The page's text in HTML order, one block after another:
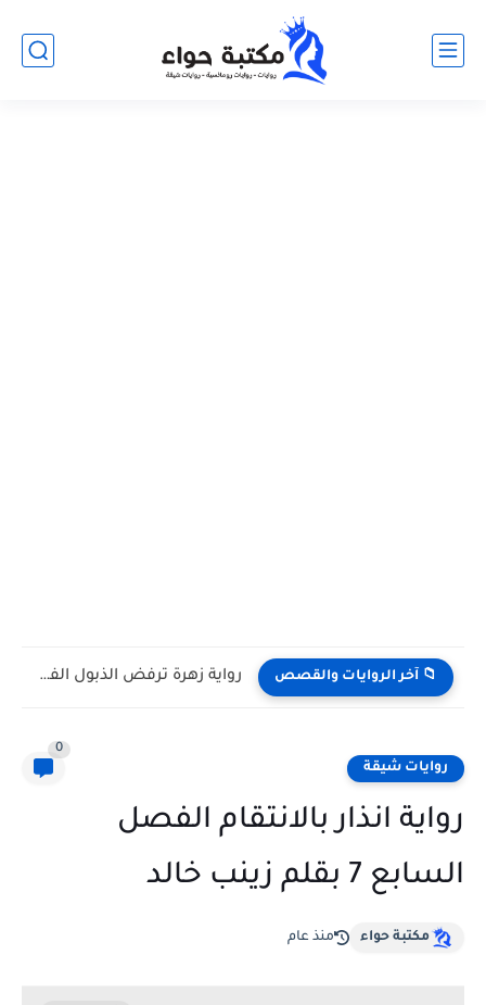
📁 آخر الروايات والقصص رواية زهرة ترفض الذبول الفصل الرابع 4 بقلم غدير وسام
روايات شيقة
0
رواية انذار بالانتقام الفصل
السابع 7 بقلم زينب خالد
مكتبة حواء منذ عام